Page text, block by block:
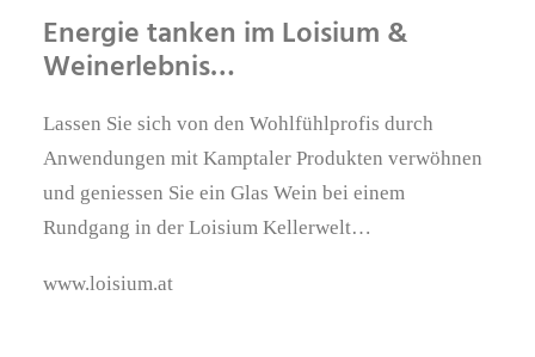
Energie tanken im Loisium &
Weinerlebnis…
Lassen Sie sich von den Wohlfühlprofis durch
Anwendungen mit Kamptaler Produkten verwöhnen
und geniessen Sie ein Glas Wein bei einem
Rundgang in der Loisium Kellerwelt…
www.loisium.at